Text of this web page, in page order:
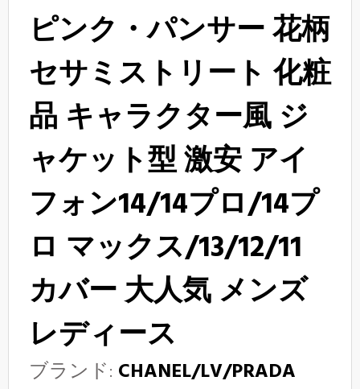
ピンク・パンサー 花柄
セサミストリート 化粧
品 キャラクター風 ジ
ャケット型 激安 アイ
フォン14/14プロ/14プ
ロ マックス/13/12/11
カバー 大人気 メンズ
レディース
ブランド: CHANEL/LV/PRADA